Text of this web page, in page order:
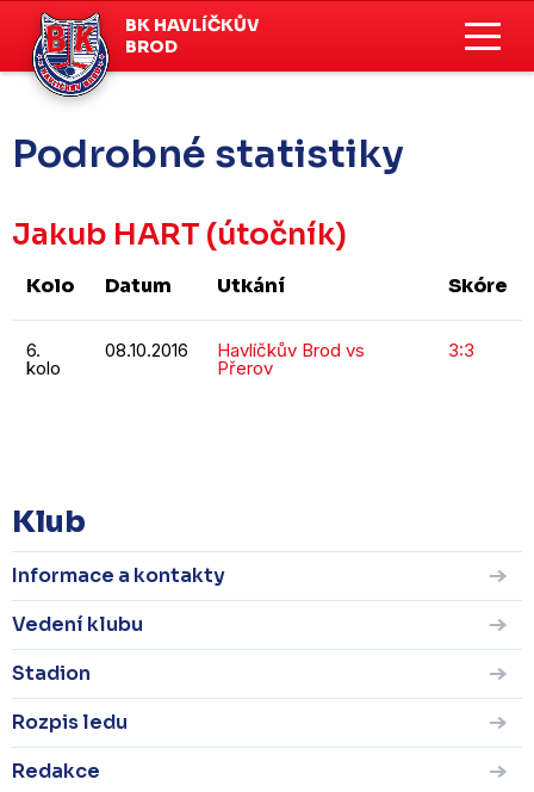
BK HAVLÍČKŮV
BROD
Podrobné statistiky
Jakub HART (útočník)
Kolo Datum Utkání Skóre
6.
kolo
08.10.2016 Havlíčkův Brod vs
Přerov
3:3
Klub
Informace a kontakty
Vedení klubu
Stadion
Rozpis ledu
Redakce